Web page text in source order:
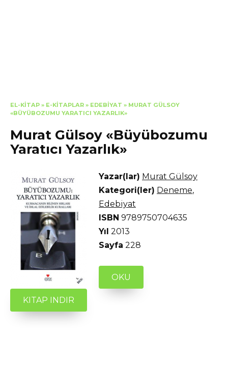
EL-KITAP » E-KITAPLAR » EDEBIYAT » MURAT GÜLSOY
«BÜYÜBOZUMU YARATICI YAZARLIK»
Murat Gülsoy «Büyübozumu
Yaratıcı Yazarlık»
Yazar(lar) Murat Gülsoy
Kategori(ler) Deneme,
Edebiyat
ISBN 9789750704635
Yıl 2013
Sayfa 228
OKU
KITAP INDIR